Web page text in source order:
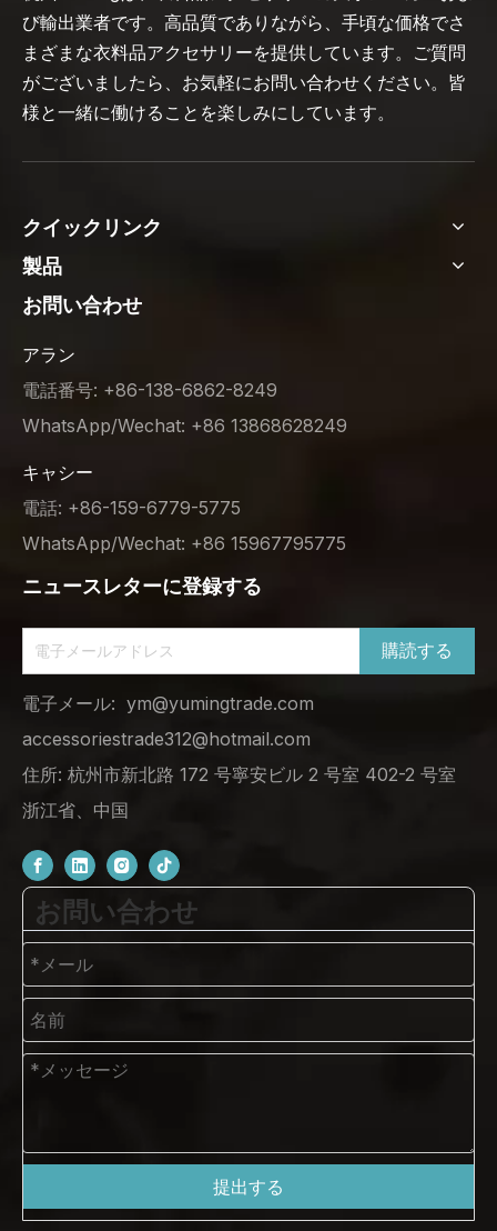
び輸出業者です。高品質でありながら、手頃な価格でさ
まざまな衣料品アクセサリーを提供しています。ご質問
がございましたら、お気軽にお問い合わせください。皆
様と一緒に働けることを楽しみにしています。
クイックリンク
製品
お問い合わせ
アラン
電話番号: +86-138-6862-8249
WhatsApp/Wechat: +86 13868628249
キャシー
電話: +86-159-6779-5775
WhatsApp/Wechat: +86 15967795775
ニュースレターに登録する
購読する
電子メール: ym@yumingtrade.com
accessoriestrade312@hotmail.com
住所: 杭州市新北路 172 号寧安ビル 2 号室 402-2 号室
浙江省、中国
お問い合わせ
提出する